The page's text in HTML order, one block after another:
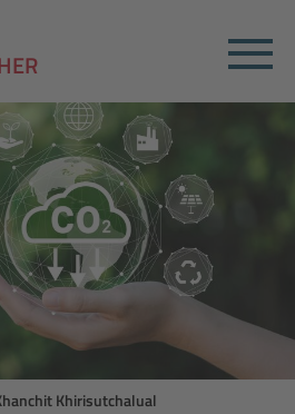
Menu
Khirisutchalual